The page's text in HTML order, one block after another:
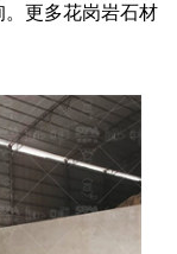
更多花岗岩石材